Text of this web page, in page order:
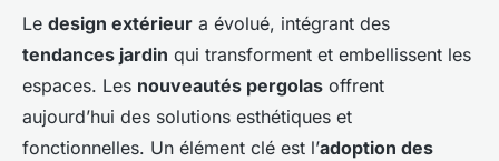
Le design extérieur a évolué, intégrant des
tendances jardin qui transforment et embellissent les
espaces. Les nouveautés pergolas offrent
aujourd’hui des solutions esthétiques et
fonctionnelles. Un élément clé est l’adoption des